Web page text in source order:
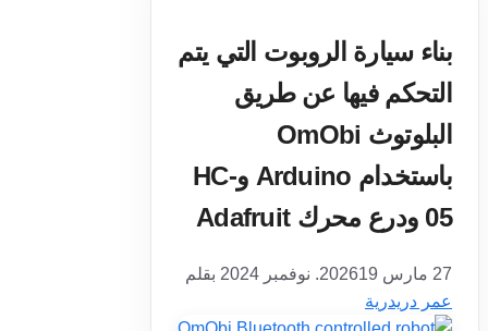
بناء سيارة الروبوت التي يتم
التحكم فيها عن طريق
البلوتوث OmObi
باستخدام Arduino وHC-
05 ودرع محرك Adafruit
27 مارس 2026 19. نوفمبر 2024
بقلم
عمر دريدرية